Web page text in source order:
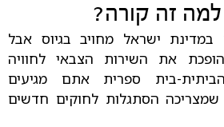
למה זה קורה?
במדינת ישראל מחויב בגיוס אבל
את השירות הצבאי לחוויה
בית ספרית אתם מגיעים
הסתגלות לחוקים חדשים